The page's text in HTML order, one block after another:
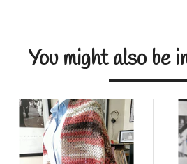
You might also be